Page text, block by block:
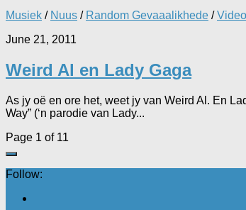
Musiek / Nuus / Random Gevaaalikhede /Video
June 21, 2011
Weird Al en Lady Gaga
As jy oë en ore het, weet jy van Weird Al. En
Way” (‘n parodie van Lady...
Page 1 of 11
Follow: